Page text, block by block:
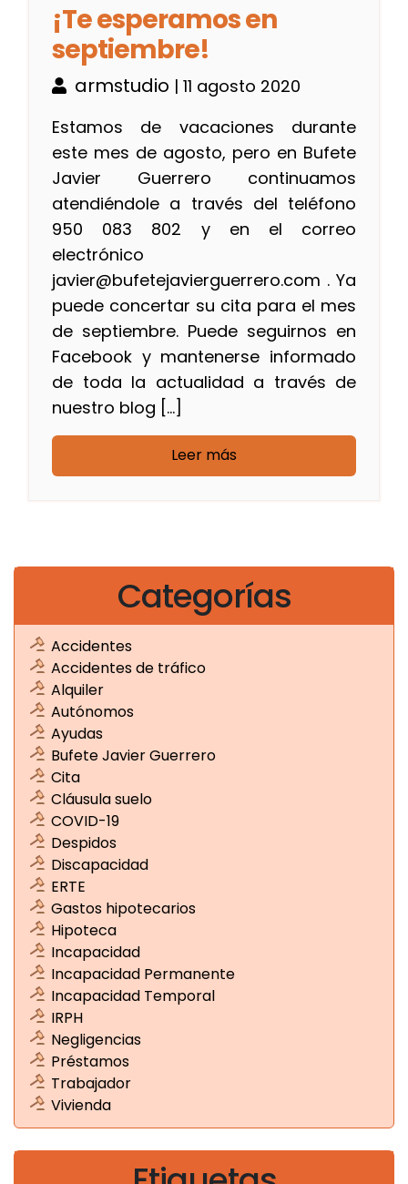
¡Te esperamos en
septiembre!
armstudio | 11 agosto 2020
Estamos de vacaciones durante
este mes de agosto, pero en Bufete
Javier Guerrero continuamos
atendiéndole a través del teléfono
950 083 802 y en el correo
electrónico
javier@bufetejavierguerrero.com . Ya
puede concertar su cita para el mes
de septiembre. Puede seguirnos en
Facebook y mantenerse informado
de toda la actualidad a través de
nuestro blog […]
Leer más
Categorías
Accidentes
Accidentes de tráfico
Alquiler
Autónomos
Ayudas
Bufete Javier Guerrero
Cita
Cláusula suelo
COVID-19
Despidos
Discapacidad
ERTE
Gastos hipotecarios
Hipoteca
Incapacidad
Incapacidad Permanente
Incapacidad Temporal
IRPH
Negligencias
Préstamos
Trabajador
Vivienda